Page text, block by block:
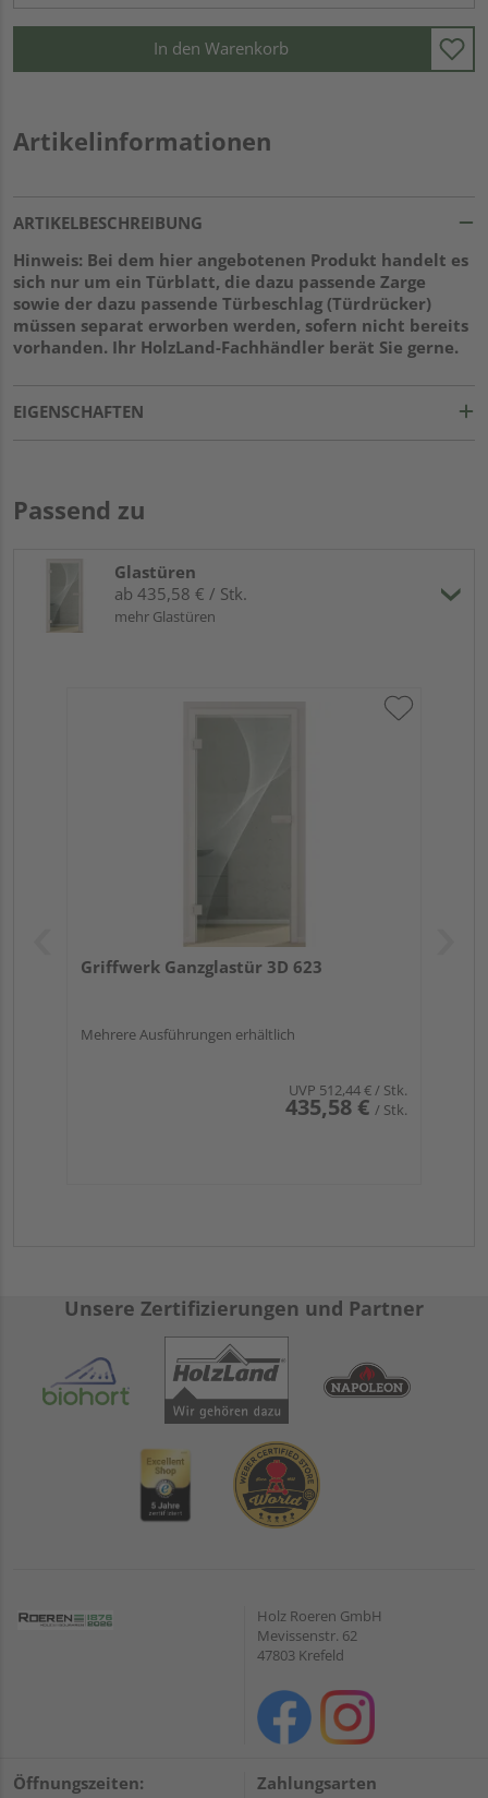
In den Warenkorb
Artikelinformationen
ARTIKELBESCHREIBUNG
Hinweis: Bei dem hier angebotenen Produkt handelt es
sich nur um ein Türblatt, die dazu passende Zarge
sowie der dazu passende Türbeschlag (Türdrücker)
müssen separat erworben werden, sofern nicht bereits
vorhanden. Ihr HolzLand-Fachhändler berät Sie gerne.
EIGENSCHAFTEN
Passend zu
Glastüren
ab 435,58 € / Stk.
mehr Glastüren
Griffwerk Ganzglastür 3D 623
Mehrere Ausführungen erhältlich
UVP 512,44 €/ Stk.
435,58 € / Stk.
Unsere Zertifizierungen und Partner
Holz Roeren GmbH
Mevissenstr. 62
47803 Krefeld
Öffnungszeiten: Zahlungsarten